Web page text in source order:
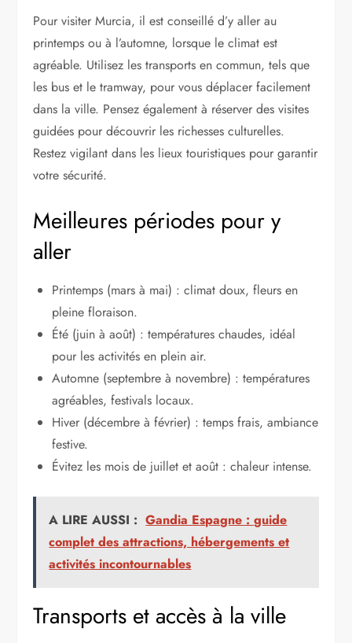
Pour visiter Murcia, il est conseillé d’y aller au
printemps ou à l’automne, lorsque le climat est
agréable. Utilisez les transports en commun, tels que
les bus et le tramway, pour vous déplacer facilement
dans la ville. Pensez également à réserver des visites
guidées pour découvrir les richesses culturelles.
Restez vigilant dans les lieux touristiques pour garantir
votre sécurité.
Meilleures périodes pour y
aller
Printemps (mars à mai) : climat doux, fleurs en
pleine floraison.
Été (juin à août) : températures chaudes, idéal
pour les activités en plein air.
Automne (septembre à novembre) : températures
agréables, festivals locaux.
Hiver (décembre à février) : temps frais, ambiance
festive.
Évitez les mois de juillet et août : chaleur intense.
A LIRE AUSSI : Gandia Espagne : guide
complet des attractions, hébergements et
activités incontournables
Transports et accès à la ville